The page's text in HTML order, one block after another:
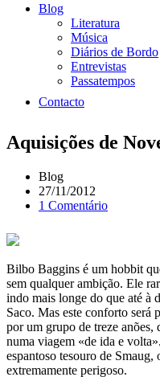
Blog
Literatura
Música
Diários de Bordo
Entrevistas
Passatempos
Contacto
Aquisições de
Blog
27/11/2012
1 Comentário
Bilbo Baggins é um hobbit
sem qualquer ambição. Ele
indo mais longe do que até à
Saco. Mas este conforto
por um grupo de treze anões,
numa viagem «de ida e
espantoso tesouro de
extremamente perigoso.